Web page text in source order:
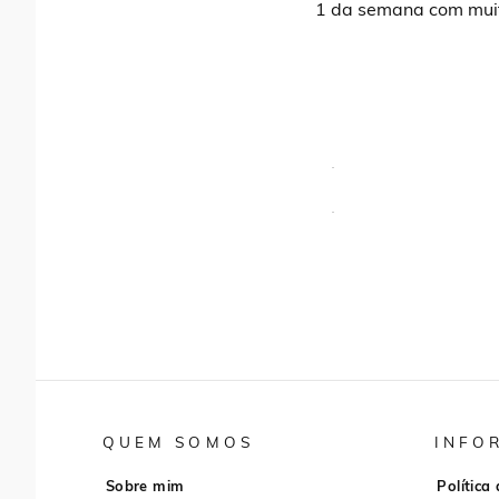
1 da semana com
QUEM SOMOS
Sobre mim Política